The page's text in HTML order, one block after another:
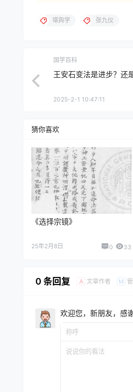
堪舆学 张九仪
国学百科
王安石变法是进步？还
2025-2-1 10:47:11
猜你喜欢
《选择宗镜》
25年2月8日 0 33
0 条回复 A 文章作者 M
欢迎您，新朋友，感